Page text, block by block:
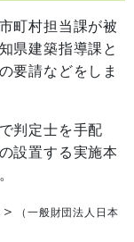
町村担当課が被
県建築指導課と
要請などをしま
判定士を手配
設置する実施本
（一般財団法人日本